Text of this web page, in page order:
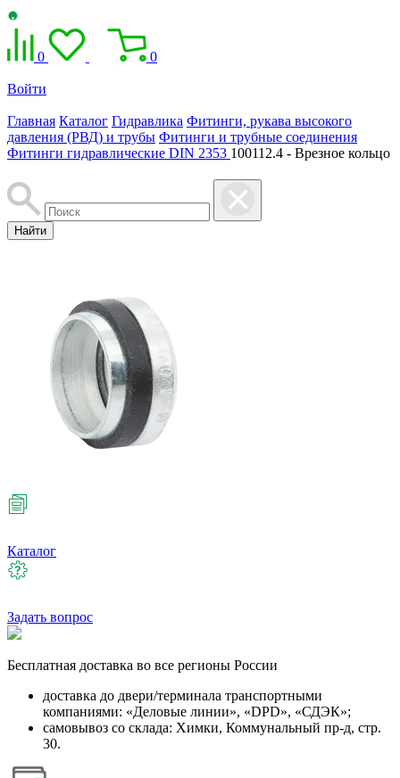
0 0
Войти
Главная Каталог Гидравлика Фитинги, рукава высокого
давления (РВД) и трубы Фитинги и трубные соединения
Фитинги гидравлические DIN 2353 100112.4 - Врезное кольцо
Найти
Каталог
Задать вопрос
Бесплатная доставка во все регионы России
доставка до двери/терминала транспортными
компаниями: «Деловые линии», «DPD», «СДЭК»;
самовывоз со склада: Химки, Коммунальный пр-д, стр.
30.